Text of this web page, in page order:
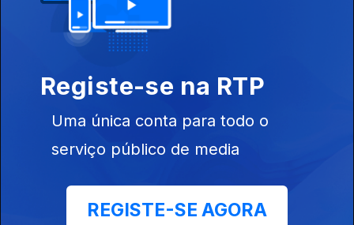
Ep. 16
27 mai. 2019
Registe-se na RTP
Uma única conta para todo o
serviço público de media
REGISTE-SE AGORA